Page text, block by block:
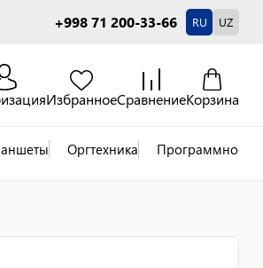
+998 71 200-33-66 RU UZ
ИзбранноеСравнениеКорзина
Оргтехника Программное